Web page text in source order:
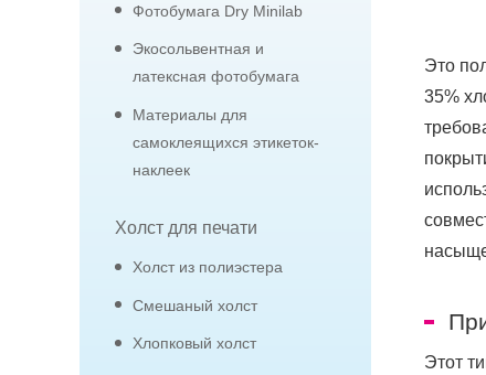
Это
35%
Этот
Фотобумага Dry Minilab
Экосольвентная и
латексная фотобумага
Материалы для
самоклеящихся этикеток-
наклеек
Холст для печати
Холст из полиэстера
Смешаный холст
Хлопковый холст